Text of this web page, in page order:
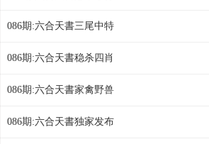
086期:六合天書三尾中特
086期:六合天書稳杀四肖
086期:六合天書家禽野兽
086期:六合天書独家发布